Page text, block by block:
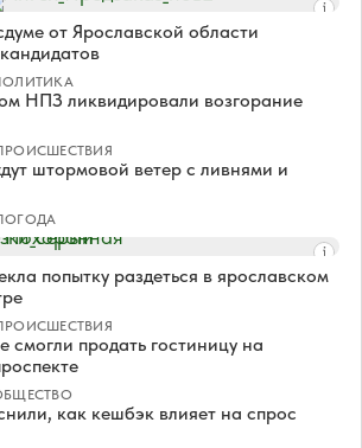
от Ярославской области
НПЗ ликвидировали возгорание
штормовой ветер с ливнями и
попытку раздеться в ярославском
смогли продать гостиницу на
как кешбэк влияет на спрос